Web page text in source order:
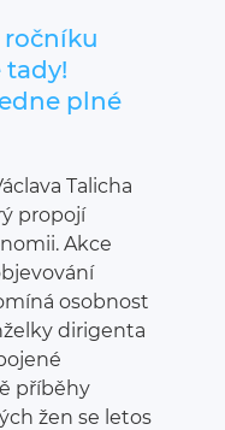
ročníku
tady!
plné
Talicha
propojí
Akce
osobnost
dirigenta
příběhy
žen se letos